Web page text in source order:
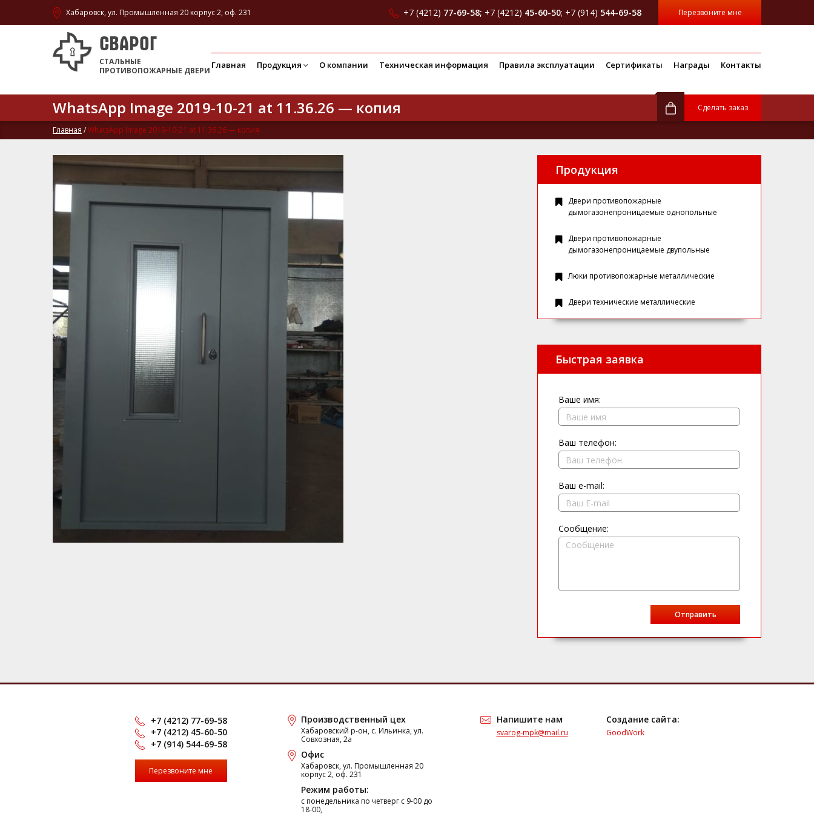
Хабаровск, ул. Промышленная 20 корпус 2, оф. 231 Перезвоните мне
+7 (4212) 77-69-58; +7 (4212) 45-60-50; +7 (914) 544-69-58
СВАРОГ
СТАЛЬНЫЕ
ПРОТИВОПОЖАРНЫЕ ДВЕРИ
Главная Продукция О компании Техническая информация Правила эксплуатации Сертификаты Награды Контакты
WhatsApp Image 2019-10-21 at 11.36.26 — копия Сделать заказ
Главная /WhatsApp Image 2019-10-21 at 11.36.26 — копия
Продукция
Двери противопожарные
дымогазонепроницаемые однопольные
Двери противопожарные
дымогазонепроницаемые двупольные
Люки противопожарные металлические
Двери технические металлические
Быстрая заявка
Ваше имя:
Ваш телефон:
Ваш e-mail:
Сообщение:
+7 (4212) 77-69-58
+7 (4212) 45-60-50
+7 (914) 544-69-58
Перезвоните мне
Производственный цех
Хабаровский р-он, с. Ильинка, ул.
Совхозная, 2а
Офис
Хабаровск, ул. Промышленная 20
корпус 2, оф. 231
Режим работы:
c понедельника по четверг с 9-00 до
18-00,
Напишите нам
svarog-mpk@mail.ru
Создание сайта:
GoodWork